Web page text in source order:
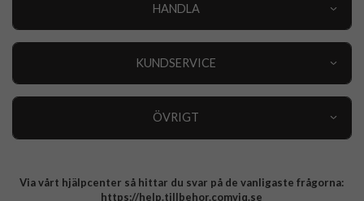
HANDLA
KUNDSERVICE
ÖVRIGT
Integritetspolicy
Via vårt hjälpcenter så hittar du svar på de vanligaste frågorna:
https://help.tillbehor.comviq.se